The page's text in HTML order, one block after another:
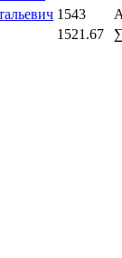
1543
1521.67